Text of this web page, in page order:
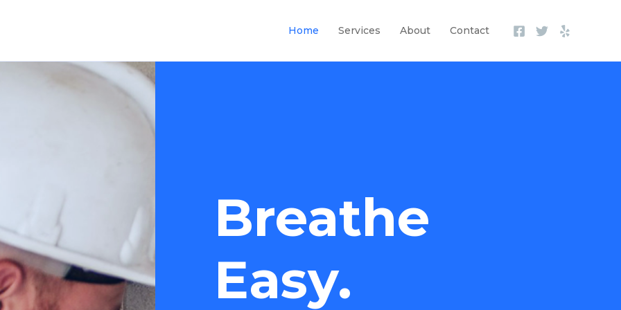
Home Services About Contact
Breathe
Easy.